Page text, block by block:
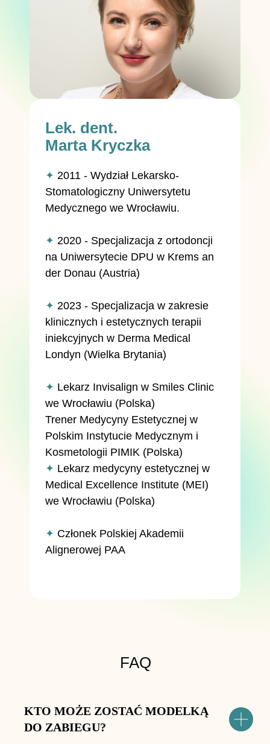
✦ 2011 - Wydział Lekarsko-
Stomatologiczny Uniwersytetu
Medycznego we Wrocławiu.
✦ 2020 - Specjalizacja z ortodoncji
na Uniwersytecie DPU w Krems an
der Donau (Austria)
✦ 2023 - Specjalizacja w zakresie
klinicznych i estetycznych terapii
iniekcyjnych w Derma Medical
Londyn (Wielka Brytania)
✦ Lekarz Invisalign w Smiles Clinic
we Wrocławiu (Polska)
Trener Medycyny Estetycznej w
Polskim Instytucie Medycznym i
Kosmetologii PIMIK (Polska)
✦ Lekarz medycyny estetycznej w
Medical Excellence Institute (MEI)
we Wrocławiu (Polska)
✦ Członek Polskiej Akademii
Alignerowej PAA
Lek. dent.
Marta Kryczka
FAQ
KTO MOŻE ZOSTAĆ MODELKĄ
DO ZABIEGU?